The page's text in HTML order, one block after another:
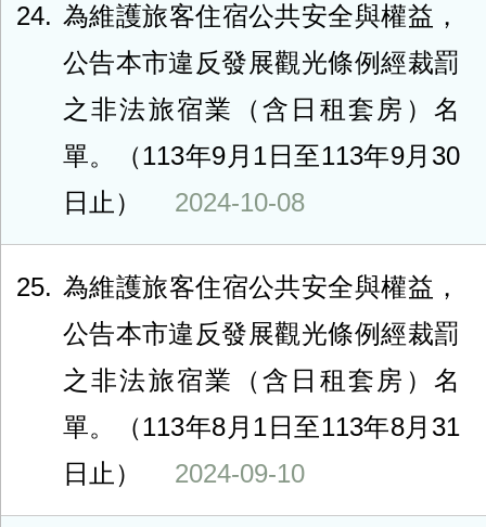
24
為維護旅客住宿公共安全與權益，
公告本市違反發展觀光條例經裁罰
之非法旅宿業（含日租套房）名
單。（113年9月1日至113年9月30
日止）
2024-10-08
25
為維護旅客住宿公共安全與權益，
公告本市違反發展觀光條例經裁罰
之非法旅宿業（含日租套房）名
單。（113年8月1日至113年8月31
日止）
2024-09-10